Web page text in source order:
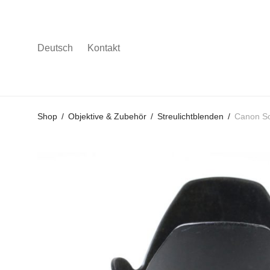
Deutsch Kontakt
Shop / Objektive & Zubehör / Streulichtblenden / Canon